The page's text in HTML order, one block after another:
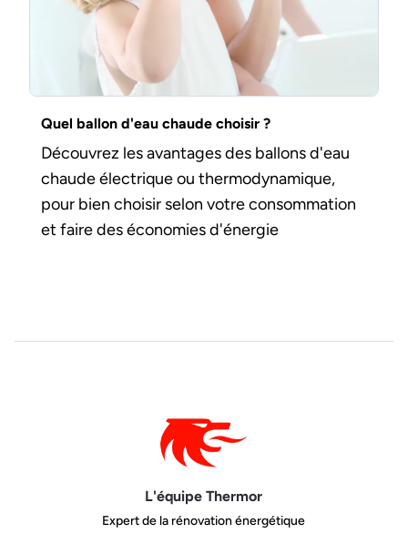
Quel ballon d'eau chaude choisir ?
Découvrez les avantages des ballons d'eau
chaude électrique ou thermodynamique,
pour bien choisir selon votre consommation
et faire des économies d'énergie
L'équipe Thermor
Expert de la rénovation énergétique